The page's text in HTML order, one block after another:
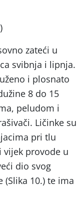
)
zateći u
svibnja i lipnja.
i plosnato
8 do 15
peludom i
Ličinke su
pri tlu
vijek provode u
dio svog
(Slika 10.) te ima